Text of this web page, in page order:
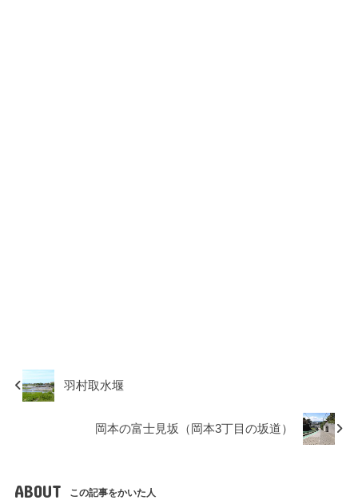
羽村取水堰
岡本の富士見坂（岡本3丁目の坂道）
ABOUT この記事をかいた人